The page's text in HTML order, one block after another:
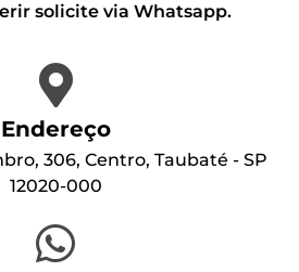
solicite via Whatsapp.
Endereço
306, Centro, Taubaté - SP
12020-000